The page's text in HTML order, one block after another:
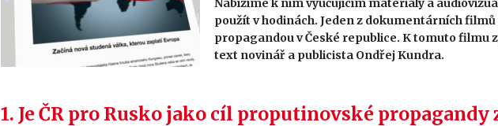
Nabízíme k nim vyučujícím materiály a
použít v hodinách. Jeden z dokumentárních
propagandou v České republice. K tomuto filmu
text novinář a publicista Ondřej Kundra.
1. Je ČR pro Rusko jako cíl proputinovské propagandy